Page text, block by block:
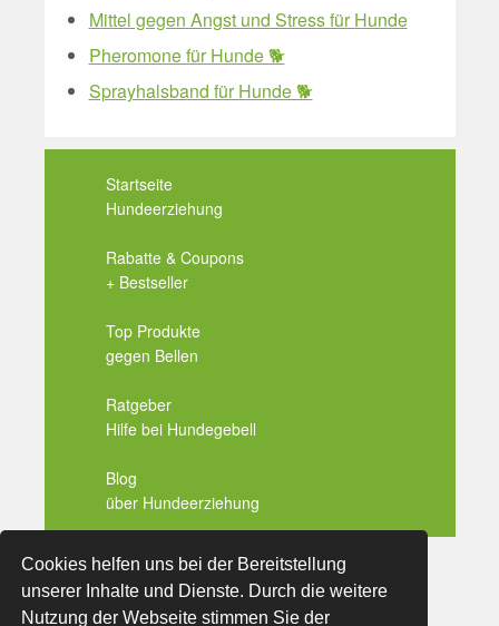
Cookies helfen uns bei der Bereitstellung
unserer Inhalte und Dienste. Durch die weitere
Nutzung der Webseite stimmen Sie der
Mittel gegen Angst und Stress für Hunde
Pheromone für Hunde 🐕
Sprayhalsband für Hunde 🐕
Startseite
Hundeerziehung
Rabatte & Coupons
+ Bestseller
Top Produkte
gegen Bellen
Ratgeber
Hilfe bei Hundegebell
Blog
über Hundeerziehung
Copyrightmein-hund-bellt.de
Startseite Impressum Datenschutzerklärung